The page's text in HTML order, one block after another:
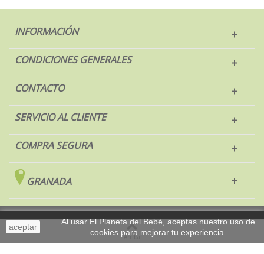
INFORMACIÓN
CONDICIONES GENERALES
CONTACTO
SERVICIO AL CLIENTE
COMPRA SEGURA
GRANADA
aceptar
Al usar El Planeta del Bebé, aceptas nuestro uso de
cookies para mejorar tu experiencia.
© 2017 El Planeta del Bebé. Todos los derechos reservados.
Sobremesa
Arriba